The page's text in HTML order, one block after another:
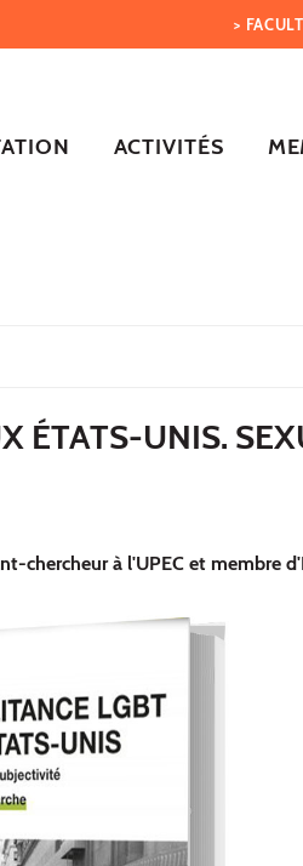
>
ACTIVITÉS
ÉTATS-UNIS.
chercheur à l'UPEC et membre